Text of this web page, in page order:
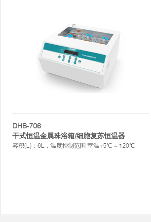
DHB-706
干式恒温金属珠浴箱/细胞复苏恒温器
容积(L)：6L，温度控制范围 室温+5℃ ~ 120℃